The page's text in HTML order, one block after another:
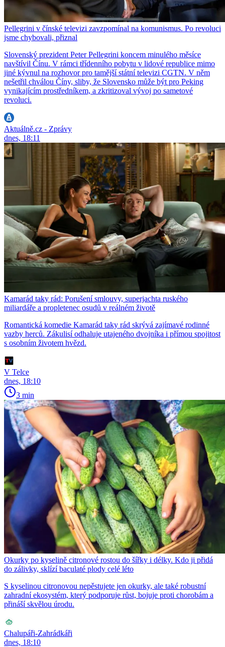
Pellegrini v čínské televizi zavzpomínal na komunismus. Po revoluci
jsme chybovali, přiznal
Slovenský prezident Peter Pellegrini koncem minulého měsíce
navštívil Čínu. V rámci třídenního pobytu v lidové republice mimo
jiné kývnul na rozhovor pro tamější státní televizi CGTN. V něm
nešetřil chválou Číny, sliby, že Slovensko může být pro Peking
vynikajícím prostředníkem, a zkritizoval vývoj po sametové
revoluci.
Aktuálně.cz - Zprávy
dnes, 18:11
Kamarád taky rád: Porušení smlouvy, superjachta ruského
miliardáře a propletenec osudů v reálném životě
Romantická komedie Kamarád taky rád skrývá zajímavé rodinné
vazby herců. Zákulisí odhaluje utajeného dvojníka i přímou spojitost
s osobním životem hvězd.
V Telce
dnes, 18:10
3 min
Okurky po kyselině citronové rostou do šířky i délky. Kdo ji přidá
do zálivky, sklízí baculaté plody celé léto
S kyselinou citronovou nepěstujete jen okurky, ale také robustní
zahradní ekosystém, který podporuje růst, bojuje proti chorobám a
přináší skvělou úrodu.
Chalupáři-Zahrádkáři
dnes, 18:10